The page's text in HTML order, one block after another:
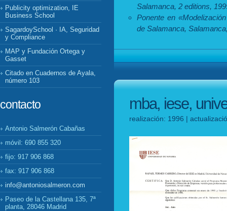
Publicity optimization, IE
Business School
SagardoySchool · IA, Seguridad
y Compliance
MAP y Fundación Ortega y
Gasset
Citado en Cuadernos de Ayala,
número 103
contacto
Antonio Salmerón Cabañas
móvil: 690 855 320
fijo: 917 906 868
fax: 917 906 868
info@antoniosalmeron.com
Paseo de la Castellana 135, 7ª
planta, 28046 Madrid
Salamanca, 2 editions,
Ponente en
de Salamanca,
mba, iese,
realización: 1996 |